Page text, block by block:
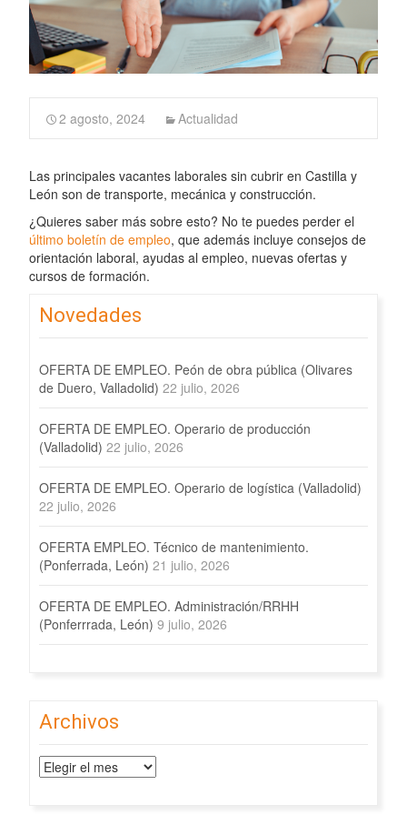
2 agosto, 2024 Actualidad
Las principales vacantes laborales sin cubrir en Castilla y
León son de transporte, mecánica y construcción.
¿Quieres saber más sobre esto? No te puedes perder el
último boletín de empleo, que además incluye consejos de
orientación laboral, ayudas al empleo, nuevas ofertas y
cursos de formación.
Novedades
OFERTA DE EMPLEO. Peón de obra pública (Olivares
de Duero, Valladolid) 22 julio, 2026
OFERTA DE EMPLEO. Operario de producción
(Valladolid) 22 julio, 2026
OFERTA DE EMPLEO. Operario de logística (Valladolid)
22 julio, 2026
OFERTA EMPLEO. Técnico de mantenimiento.
(Ponferrada, León) 21 julio, 2026
OFERTA DE EMPLEO. Administración/RRHH
(Ponferrrada, León) 9 julio, 2026
Archivos
Archivos